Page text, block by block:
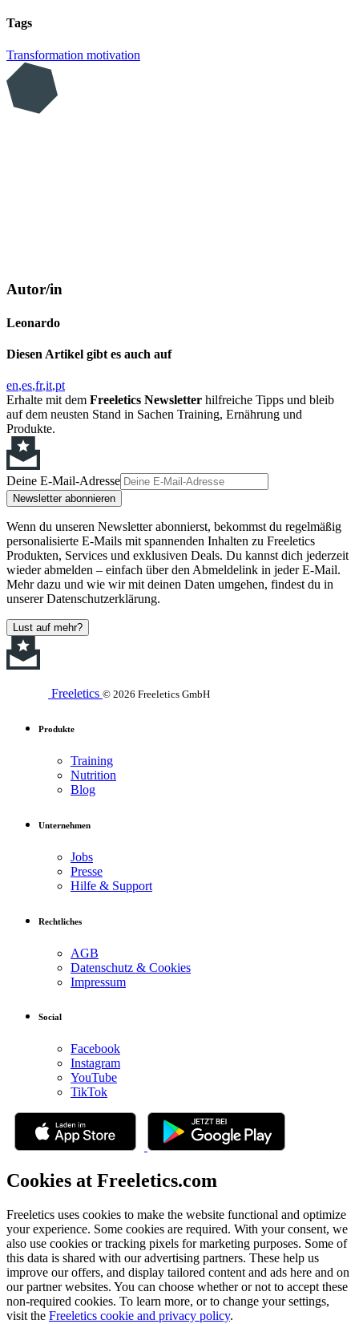
Tags
Transformation motivation
Autor/in
Leonardo
Diesen Artikel gibt es auch auf
en es fr it pt
Erhalte mit dem Freeletics Newsletter hilfreiche Tipps und bleib
auf dem neusten Stand in Sachen Training, Ernährung und
Produkte.
Deine E-Mail-Adresse
Newsletter abonnieren
Wenn du unseren Newsletter abonnierst, bekommst du regelmäßig
personalisierte E-Mails mit spannenden Inhalten zu Freeletics
Produkten, Services und exklusiven Deals. Du kannst dich jederzeit
wieder abmelden – einfach über den Abmeldelink in jeder E-Mail.
Mehr dazu und wie wir mit deinen Daten umgehen, findest du in
unserer Datenschutzerklärung.
Lust auf mehr?
Freeletics © 2026 Freeletics GmbH
Produkte
Training
Nutrition
Blog
Unternehmen
Jobs
Presse
Hilfe & Support
Rechtliches
AGB
Datenschutz & Cookies
Impressum
Social
Facebook
Instagram
YouTube
TikTok
Cookies at Freeletics.com
Freeletics uses cookies to make the website functional and optimize
your experience. Some cookies are required. With your consent, we
also use cookies or tracking pixels for marketing purposes. Some of
this data is shared with our advertising partners. These help us
improve our offers, and display tailored content and ads here and on
our partner websites. You can choose whether or not to accept these
non-required cookies. To learn more, or to change your settings,
visit the Freeletics cookie and privacy policy.